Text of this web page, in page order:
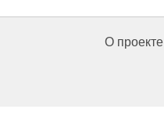
О проекте